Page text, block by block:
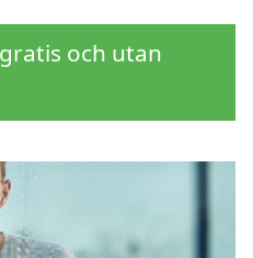
och utan